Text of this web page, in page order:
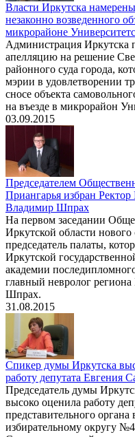
Власти Иркутска
незаконно возведенного
микрорайоне
Администрация Иркутска
апелляцию на решение
районного суда города,
мэрии в удовлетворении
сносе объекта
на въезде в микрорайон
03.09.2015
Председателем
Приангарья избран
Владимир Шпрах
На первом заседании
Иркутской области нового
председатель палаты,
Иркутской
академии
главный невролог
Шпрах.
31.08.2015
Спикер думы Иркутска
работу депутата Евгения
Председатель думы
высоко оценила работу
представительного органа
избирательному округу